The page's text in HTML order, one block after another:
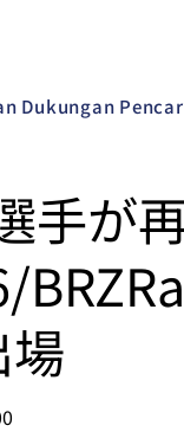
Dukungan
手が